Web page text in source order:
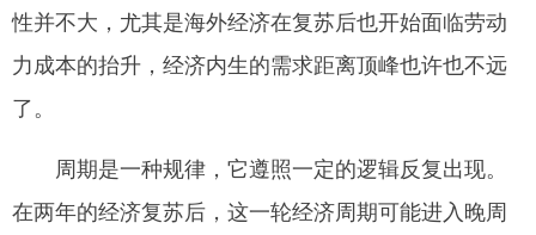
性并不大，尤其是海外经济在复苏后也开始面临劳动
力成本的抬升，经济内生的需求距离顶峰也许也不远
了。
周期是一种规律，它遵照一定的逻辑反复出现。
在两年的经济复苏后，这一轮经济周期可能进入晚周